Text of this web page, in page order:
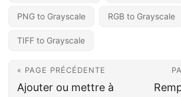
PNG to Grayscale RGB to Grayscale
TIFF to Grayscale
« PAGE PRÉCÉDENTE
Ajouter ou mettre à